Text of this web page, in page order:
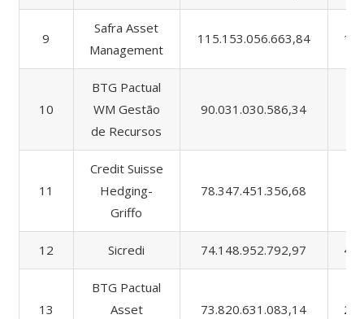
9
Safra Asset
Management
115.153.056.663,84
10
BTG Pactual
WM Gestão
de Recursos
90.031.030.586,34
11
Credit Suisse
Hedging-
Griffo
78.347.451.356,68
12 Sicredi 74.148.952.792,97
13
BTG Pactual
Asset
73.820.631.083,14